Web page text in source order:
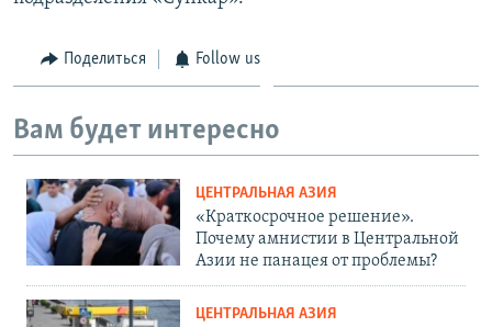
Поделиться Follow us
Вам будет интересно
ЦЕНТРАЛЬНАЯ АЗИЯ
«Краткосрочное решение».
Почему амнистии в Центральной
Азии не панацея от проблемы?
ЦЕНТРАЛЬНАЯ АЗИЯ